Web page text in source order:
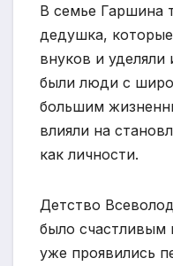
В семье Гаршина
дедушка,
внуков и
были люди с
большим
влияли на
как личности.
Детство
было счастливым
уже проявились